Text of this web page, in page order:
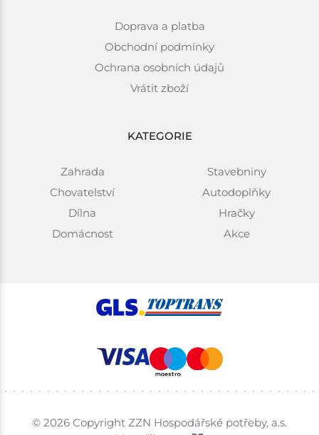
Doprava a platba
Obchodní podmínky
Ochrana osobních údajů
Vrátit zboží
KATEGORIE
Zahrada
Chovatelství
Dílna
Domácnost
Stavebniny
Autodoplňky
Hračky
Akce
© 2026 Copyright ZZN Hospodářské potřeby, a.s.